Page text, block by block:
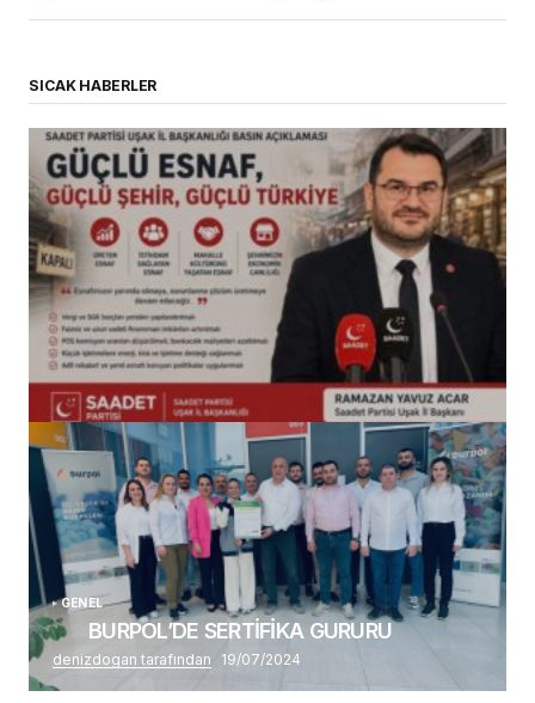
SICAK HABERLER
(başlıksız)
Alaattin Karahan tarafından 14/07/2026
GENEL
BURPOL’DE SERTİFİKA GURURU
denizdogan tarafından 19/07/2024